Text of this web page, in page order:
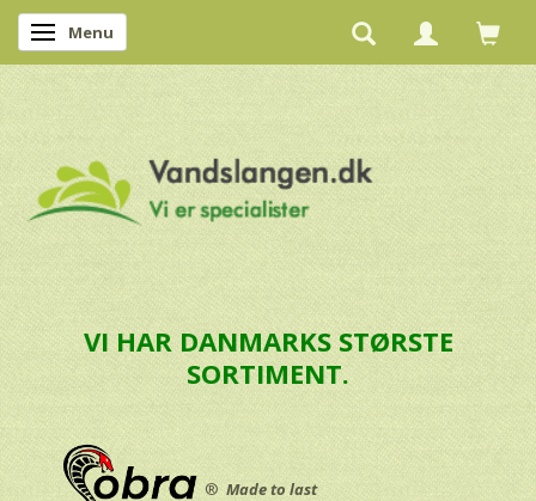
Skifte navigation
Menu
VI HAR DANMARKS STØRSTE
SORTIMENT.
® Made to last